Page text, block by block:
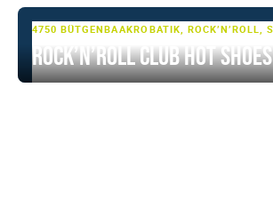
4750 BÜTGENBACH
Rock’n’Roll Club Hot Shoes